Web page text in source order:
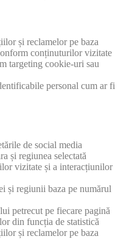
și reclamelor pe baza
conținuturilor vizitate
targeting cookie-uri sau
personal cum ar fi
de social media
și regiunea selectată
vizitate și a interacțiunilor
și regiunii baza pe numărul
petrecut pe fiecare pagină
din funcția de statistică
și reclamelor pe baza